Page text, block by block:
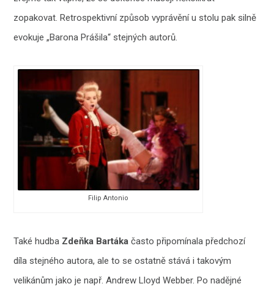
zopakovat. Retrospektivní způsob vyprávění u stolu pak silně
evokuje „Barona Prášila“ stejných autorů.
Filip Antonio
Také hudba Zdeňka Bartáka často připomínala předchozí
díla stejného autora, ale to se ostatně stává i takovým
velikánům jako je např. Andrew Lloyd Webber. Po nadějné